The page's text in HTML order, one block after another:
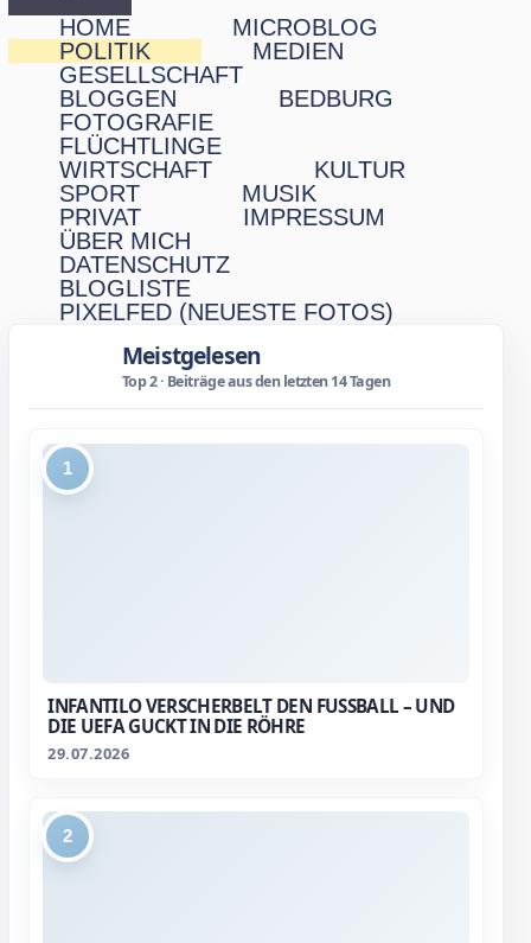
Schließen
HOME
MICROBLOG
POLITIK
MEDIEN
GESELLSCHAFT
BLOGGEN
BEDBURG
FOTOGRAFIE
FLÜCHTLINGE
WIRTSCHAFT
KULTUR
SPORT
MUSIK
PRIVAT
IMPRESSUM
ÜBER MICH
DATENSCHUTZ
BLOGLISTE
PIXELFED (NEUESTE FOTOS)
Meistgelesen
Top 2 · Beiträge aus den letzten 14 Tagen
1
INFANTILO VERSCHERBELT DEN FUSSBALL – UND D
IE UEFA GUCKT IN DIE RÖHRE
29.07.2026
2